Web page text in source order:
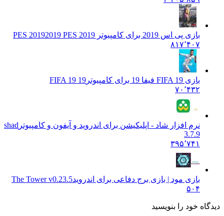
بازی پی اس 2019 برای کامپیوتر PES 2019
2019 PES 2019
۸۱۷٬۴۰۷
بازی FIFA 19 فیفا 19 برای کامپیوتر
FIFA 19 19
۷۰٬۴۳۲
نرم افزار شاد - اپلیکیشن برای اندروید و آیفون و کامپیوترshad
3.7.9
۳۹۵٬۷۴۱
بازی مود | بازی برج دفاعی برای اندروید The Tower v0.23.5
۵۰۴
خود را بنویسید